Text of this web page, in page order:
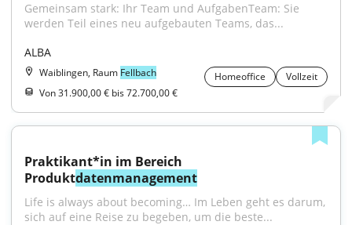
Gemeinsam stark: Ihr Team und AufgabenTeam: Sie
werden Teil eines neu aufgebauten Teams, das...
ALBA
Waiblingen, Raum Fellbach Homeoffice
Vollzeit
Von 31.900,00 € bis 72.700,00 €
Praktikant*in im Bereich
Produktdatenmanagement
Life is always about becoming… Im Leben geht es darum,
sich auf eine Reise zu begeben, um die beste...